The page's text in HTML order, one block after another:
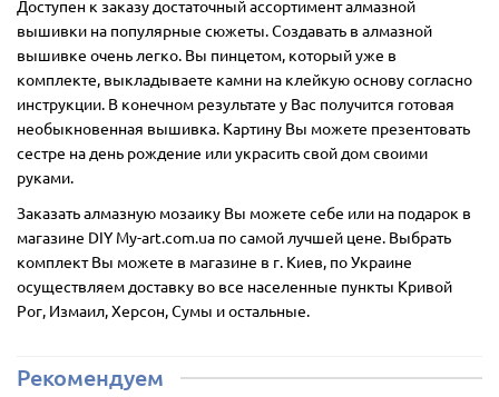
Доступен к заказу достаточный ассортимент алмазной
вышивки на популярные сюжеты. Создавать в алмазной
вышивке очень легко. Вы пинцетом, который уже в
комплекте, выкладываете камни на клейкую основу согласно
инструкции. В конечном результате у Вас получится готовая
необыкновенная вышивка. Картину Вы можете презентовать
сестре на день рождение или украсить свой дом своими
руками.
Заказать алмазную мозаику Вы можете себе или на подарок в
магазине DIY My-art.com.ua по самой лучшей цене. Выбрать
комплект Вы можете в магазине в г. Киев, по Украине
осуществляем доставку во все населенные пункты Кривой
Рог, Измаил, Херсон, Сумы и остальные.
Рекомендуем